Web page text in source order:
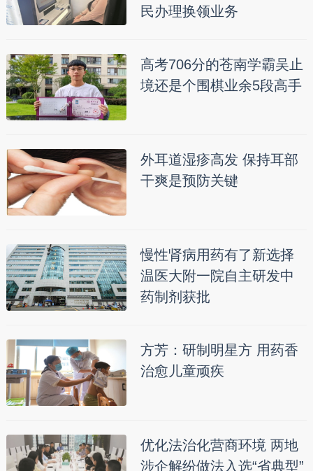
民办理换领业务
高考706分的苍南学霸吴止
境还是个围棋业余5段高手
外耳道湿疹高发 保持耳部
干爽是预防关键
慢性肾病用药有了新选择
温医大附一院自主研发中
药制剂获批
方芳：研制明星方 用药香
治愈儿童顽疾
优化法治化营商环境 两地
涉企解纷做法入选“省典型”